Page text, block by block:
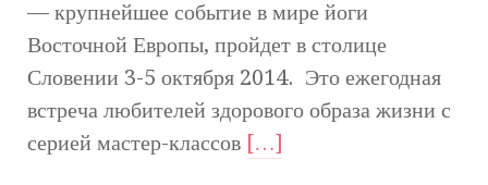
— крупнейшее событие в мире йоги
Восточной Европы, пройдет в столице
Словении 3-5 октября 2014. Это ежегодная
встреча любителей здорового образа жизни с
серией мастер-классов […]